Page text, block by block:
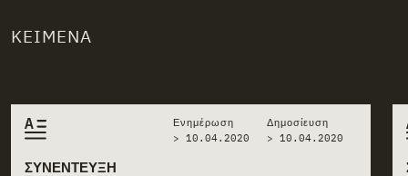
ΚΕΊΜΕΝΑ
Related stories
ΣΥΝΈΝΤΕΥΞΗ
Ενημέρωση
> 10.04.2020
Δημοσίευση
> 10.04.2020